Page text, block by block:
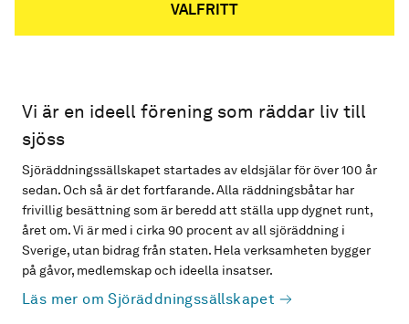
VALFRITT
Vi är en ideell förening som räddar liv till
sjöss
Sjöräddningssällskapet startades av eldsjälar för över 100 år
sedan. Och så är det fortfarande. Alla räddningsbåtar har
frivillig besättning som är beredd att ställa upp dygnet runt,
året om. Vi är med i cirka 90 procent av all sjöräddning i
Sverige, utan bidrag från staten. Hela verksamheten bygger
på gåvor, medlemskap och ideella insatser.
Läs mer om Sjöräddningssällskapet